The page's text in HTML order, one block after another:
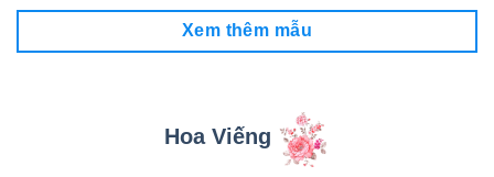
Xem thêm mẫu
Hoa Viếng